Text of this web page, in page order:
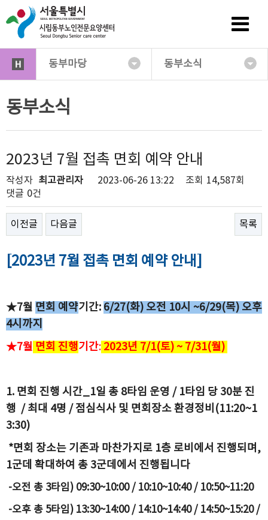
동부마당 동부소식
동부소식
2023년 7월 접촉 면회 예약 안내
작성자 최고관리자 2023-06-26 13:22 조회 14,587회
댓글 0건
이전글 다음글 목록
[2023년 7월 접촉 면회 예약 안내]
★7월 면회 예약기간: 6/27(화) 오전 10시 ~6/29(목) 오후
4시까지
★7월 면회 진행기 간: 2023년 7/1(토) ~ 7/31(월)
1. 면회 진행 시간_1일 총 8타임 운영 / 1타임 당 30분 진
행 / 최대 4명 / 점심식사 및 면회장소 환경정비(11:20~1
3:30)
*면회 장소는 기존과 마찬가지로 1층 로비에서 진행되며,
1군데 확대하여 총 3군데에서 진행됩니다
-오전 총 3타임) 09:30~10:00 / 10:10~10:40 / 10:50~11:20
-오후 총 5타임) 13:30~14:00 / 14:10~14:40 / 14:50~15:20 /